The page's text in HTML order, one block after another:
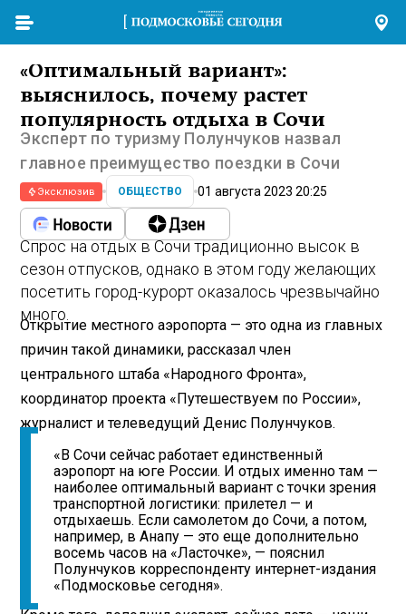
«Оптимальный вариант»:
выяснилось, почему растет
популярность отдыха в Сочи
Эксперт по туризму Полунчуков назвал
главное преимущество поездки в Сочи
Эксклюзив ОБЩЕСТВО 01 августа 2023 20:25
Спрос на отдых в Сочи традиционно высок в
сезон отпусков, однако в этом году желающих
посетить город-курорт оказалось чрезвычайно
много.
Открытие местного аэропорта — это одна из главных
причин такой динамики, рассказал член
центрального штаба «Народного Фронта»,
координатор проекта «Путешествуем по России»,
журналист и телеведущий Денис Полунчуков.
«В Сочи сейчас работает единственный
аэропорт на юге России. И отдых именно там —
наиболее оптимальный вариант с точки зрения
транспортной логистики: прилетел — и
отдыхаешь. Если самолетом до Сочи, а потом,
например, в Анапу — это еще дополнительно
восемь часов на «Ласточке», — пояснил
Полунчуков корреспонденту интернет-издания
«Подмосковье сегодня».